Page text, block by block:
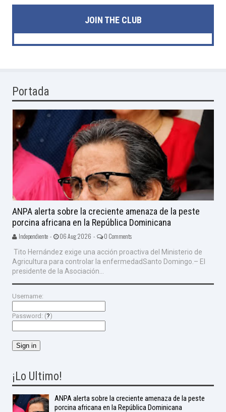
JOIN THE CLUB
Portada
ANPA alerta sobre la creciente amenaza de la peste
porcina africana en la República Dominicana
Independiente - 06 Aug 2026 - 0 Comments
Tito Hernández exige una acción proactiva del Ministerio de
Agricultura para controlar la enfermedadSanto Domingo.– El
presidente de la Asociación...
Username:
Password: (?)
¡Lo Ultimo!
ANPA alerta sobre la creciente amenaza de la peste
porcina africana en la República Dominicana